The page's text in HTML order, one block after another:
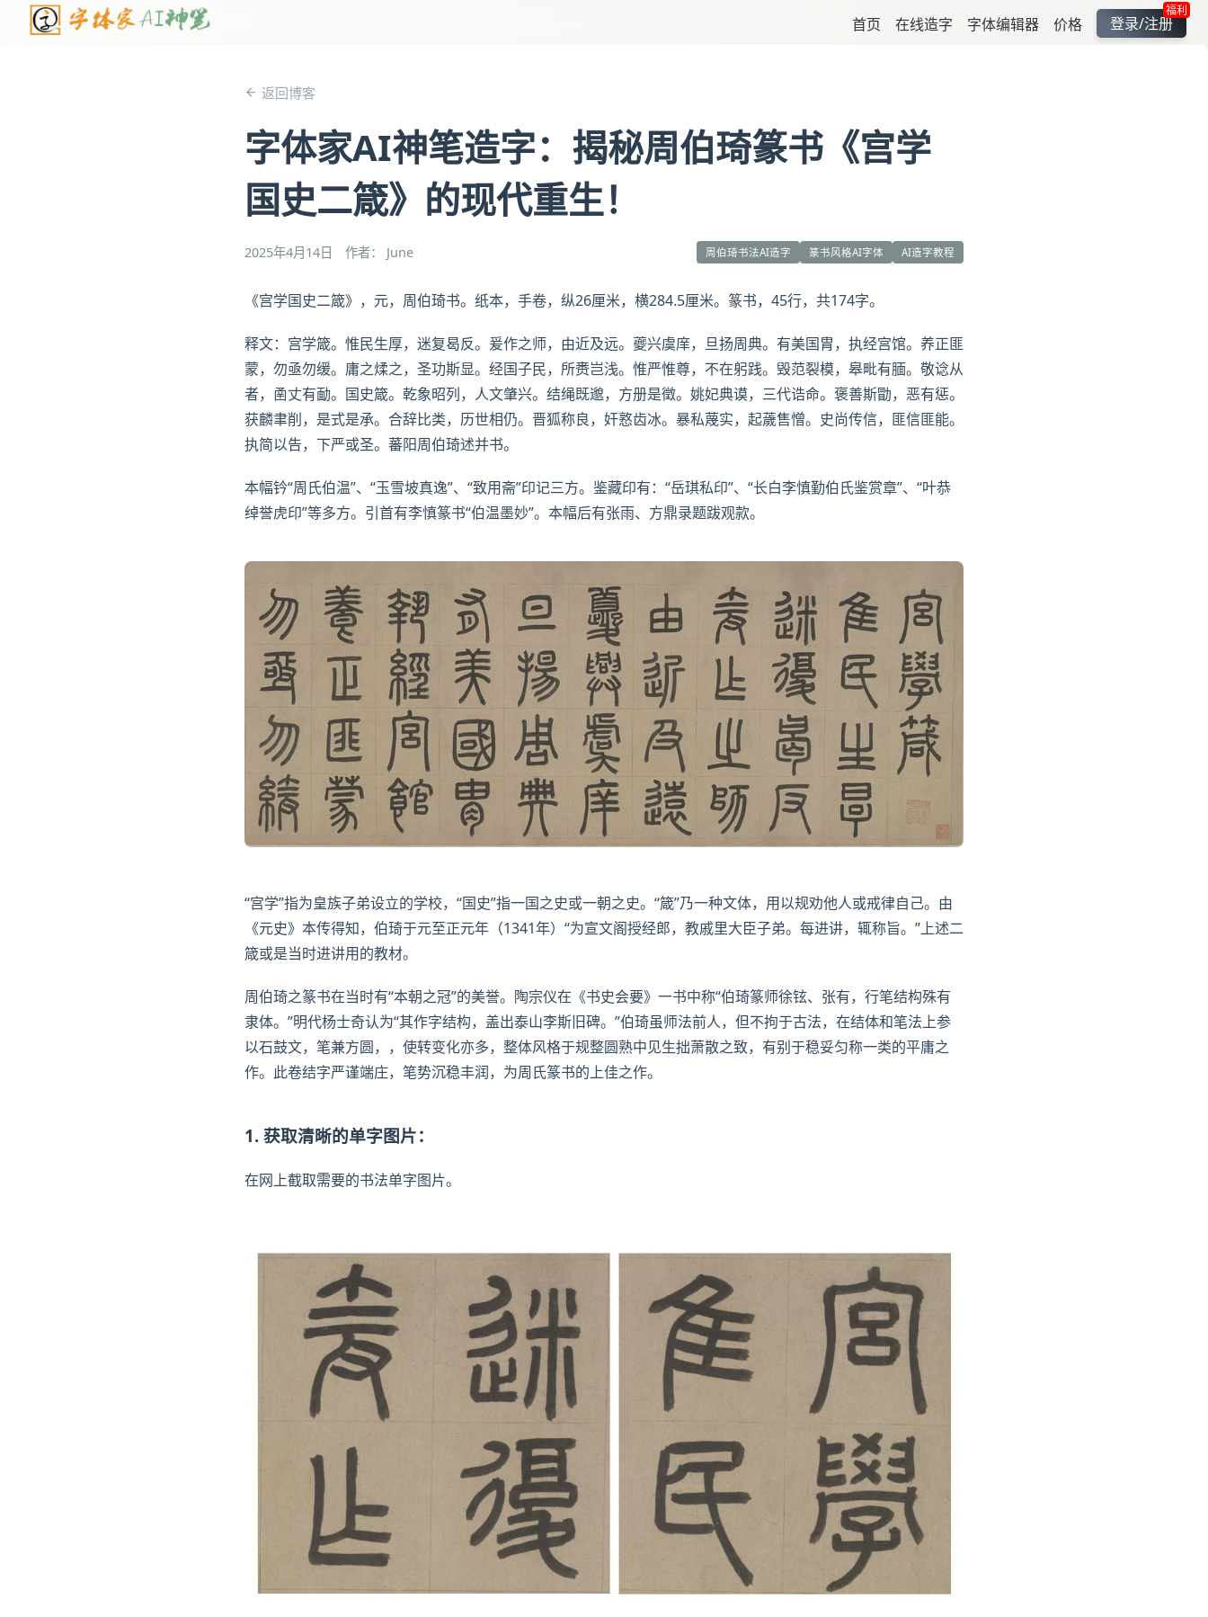
首页 在线造字 字体编辑器 价格
福利
登录/注册
返回博客
字体家AI神笔造字：揭秘周伯琦篆书《宫学
国史二箴》的现代重生！
2025年4月14日 作者： June 周伯琦书法AI造字 篆书风格AI字体 AI造字教程
《宫学国史二箴》，元， 周伯琦书。纸本， 手卷，纵26厘米，横284.5厘米。篆书，45行，共174字。
释文：宫学箴。惟民生厚，迷复曷反。爰作之师，由近及远。夔兴虞庠，旦扬周典。有美国胄，执经宫馆。养正匪
蒙，勿亟勿缓。庸之煣之，圣功斯显。经国子民，所赉岂浅。惟严惟尊，不在躬践。毁范裂模，皋毗有腼。敬谂从
者，圅丈有勔。国史箴。乾象昭列，人文肇兴。结绳既邈， 方册是徵。姚妃典谟， 三代诰命。褒善斯勖，恶有惩。
获麟聿削，是式是承。合辞比类，历世相仍。晋狐称良，奸憝齿冰。暴私蔑实，起薉售憎。史尚传信，匪信匪能。
执简以告，下严或圣。蕃阳周伯琦述并书。
本幅钤“周氏伯温”、“玉雪坡真逸”、“致用斋”印记三方。鉴藏印有：“岳琪私印”、“长白李慎勤伯氏鉴赏章”、“叶恭
绰誉虎印”等多方。 引首有李慎篆书“伯温墨妙”。本幅后有张雨、方鼎录题跋观款。
“宫学”指为皇族子弟设立的学校，“国史”指一国之史或一朝之史。“箴”乃一种文体，用以规劝他人或戒律自己。由
《元史》本传得知，伯琦于元至正元年（1341年）“为宣文阁授经郎，教戚里大臣子弟。每进讲，辄称旨。”上述二
箴或是当时进讲用的教材。
周伯琦之篆书在当时有“本朝之冠”的美誉。 陶宗仪在《书史会要》一书中称“伯琦篆师徐铉、 张有，行笔结构殊有
隶体。”明代杨士奇认为“其作字结构，盖出泰山李斯旧碑。”伯琦虽师法前人，但不拘于古法，在结体和笔法上参
以石鼓文，笔兼方圆，，使转变化亦多，整体风格于规整圆熟中见生拙萧散之致，有别于稳妥匀称一类的平庸之
作。此卷结字严谨端庄，笔势沉稳丰润，为周氏篆书的上佳之作。
1. 获取清晰的单字图片：
在网上截取需要的书法单字图片。